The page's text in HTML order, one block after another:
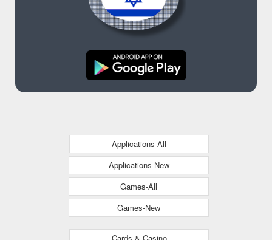
Applications-All
Applications-New
Games-All
Games-New